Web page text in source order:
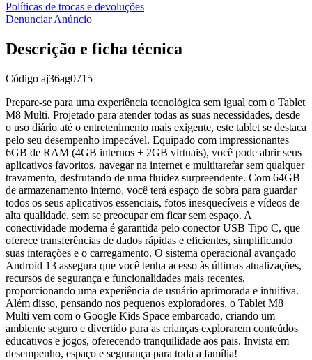
Políticas de trocas e devoluções
Denunciar Anúncio
Descrição e ficha técnica
Código aj36ag0715
Prepare-se para uma experiência tecnológica sem igual com o Tablet
M8 Multi. Projetado para atender todas as suas necessidades, desde
o uso diário até o entretenimento mais exigente, este tablet se destaca
pelo seu desempenho impecável. Equipado com impressionantes
6GB de RAM (4GB internos + 2GB virtuais), você pode abrir seus
aplicativos favoritos, navegar na internet e multitarefar sem qualquer
travamento, desfrutando de uma fluidez surpreendente. Com 64GB
de armazenamento interno, você terá espaço de sobra para guardar
todos os seus aplicativos essenciais, fotos inesquecíveis e vídeos de
alta qualidade, sem se preocupar em ficar sem espaço. A
conectividade moderna é garantida pelo conector USB Tipo C, que
oferece transferências de dados rápidas e eficientes, simplificando
suas interações e o carregamento. O sistema operacional avançado
Android 13 assegura que você tenha acesso às últimas atualizações,
recursos de segurança e funcionalidades mais recentes,
proporcionando uma experiência de usuário aprimorada e intuitiva.
Além disso, pensando nos pequenos exploradores, o Tablet M8
Multi vem com o Google Kids Space embarcado, criando um
ambiente seguro e divertido para as crianças explorarem conteúdos
educativos e jogos, oferecendo tranquilidade aos pais. Invista em
desempenho, espaço e segurança para toda a família!